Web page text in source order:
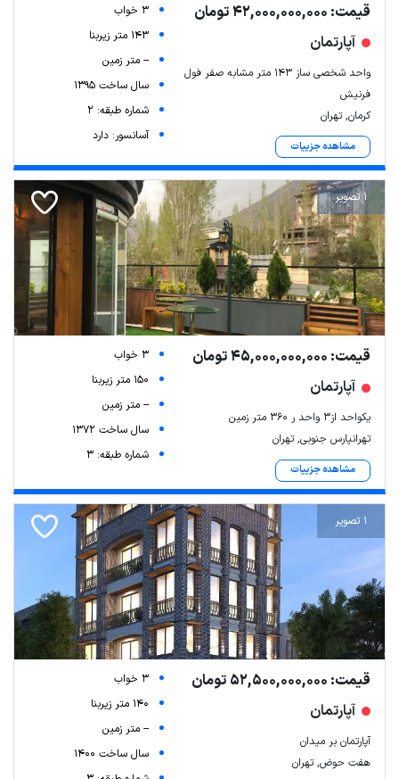
قیمت: 42,000,000,000 تومان
آپارتمان
واحد شخصی ساز ۱۴۳ متر مشابه صفر فول
فرنیش
کرمان, تهران
مشاهده جزییات
3 خواب
143 متر زیربنا
-- متر زمین
سال ساخت 1395
شماره طبقه: 2
آسانسور: دارد
1 تصویر
قیمت: 45,000,000,000 تومان
آپارتمان
یکواحد از۳ واحد ر ۳۶۰ متر زمین
تهرانپارس جنوبی, تهران
مشاهده جزییات
3 خواب
150 متر زیربنا
-- متر زمین
سال ساخت 1372
شماره طبقه: 3
1 تصویر
قیمت: 52,500,000,000 تومان
آپارتمان
آپارتمان بر میدان
هفت حوض, تهران
3 خواب
140 متر زیربنا
-- متر زمین
سال ساخت 1400